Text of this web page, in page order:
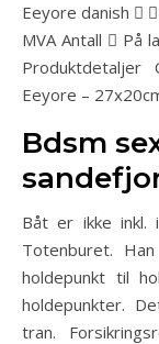
Eeyore danish 
MVA Antall  På
Eeyore –
Bdsm
Båt er ikke inkl.
Totenburet.
holdepunkt til
holdepunkter.
tran.